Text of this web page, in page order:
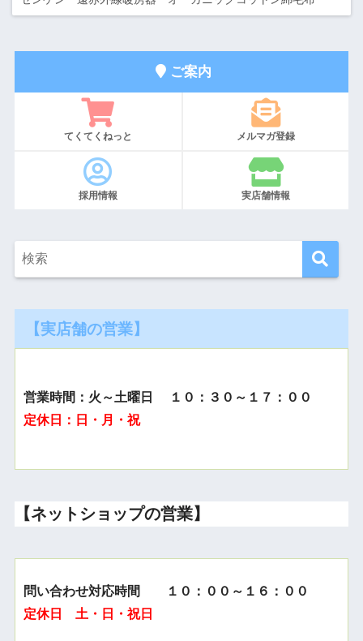
ご案内
てくてくねっと メルマガ登録
採用情報 実店舗情報
【実店舗の営業】
営業時間：火～土曜日 １０：３０～１７：００
定休日：日・月・祝
【ネットショップの営業】
問い合わせ対応時間 １０：００～１６：００
定休日 土・日・祝日